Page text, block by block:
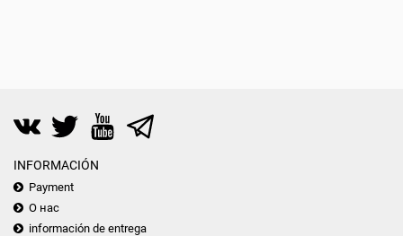
INFORMACIÓN
Payment
О нас
información de entrega